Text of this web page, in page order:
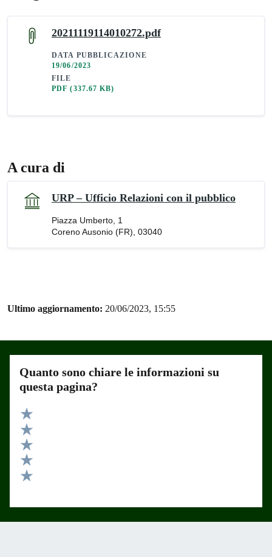
20211119114010272.pdf
DATA PUBBLICAZIONE
19/06/2023
FILE
PDF(337.67 KB)
A cura di
URP – Ufficio Relazioni con il pubblico
Piazza Umberto, 1
Coreno Ausonio (FR), 03040
Ultimo aggiornamento: 20/06/2023, 15:55
Quanto sono chiare le informazioni su
questa pagina?
Valuta 5 stelle su 5
Valuta 4 stelle su 5
Valuta 3 stelle su 5
Valuta 2 stelle su 5